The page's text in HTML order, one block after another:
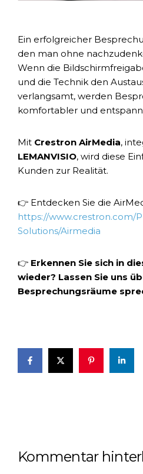
Ein erfolgreicher
den man ohne
Wenn die
und die Technik den
verlangsamt, werden
komfortabler und
Mit Crestron AirMedia,
LEMANVISIO, wird diese
Kunden zur Realität.
👉 Entdecken Sie die
https://www.crestron.com/
Solutions/Airmedia
👉 Erkennen Sie sich in
wieder? Lassen Sie uns
Besprechungsräume
Kommentar